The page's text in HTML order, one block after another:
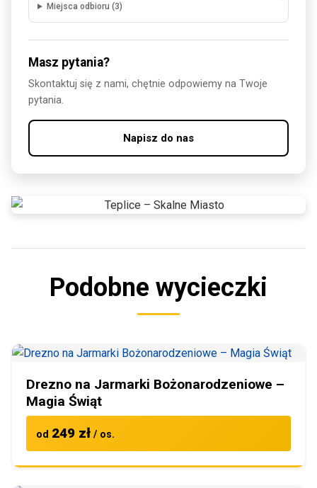
Miejsca odbioru (3)
Masz pytania?
Skontaktuj się z nami, chętnie odpowiemy na Twoje
pytania.
Napisz do nas
Podobne wycieczki
Drezno na Jarmarki Bożonarodzeniowe –
Magia Świąt
od 249 zł/ os.